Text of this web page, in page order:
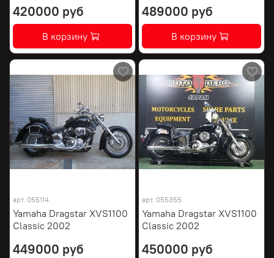
420000 руб
В корзину
489000 руб
В корзину
арт. 055114
Yamaha Dragstar XVS1100
Classic 2002
449000 руб
арт. 055355
Yamaha Dragstar XVS1100
Classic 2002
450000 руб